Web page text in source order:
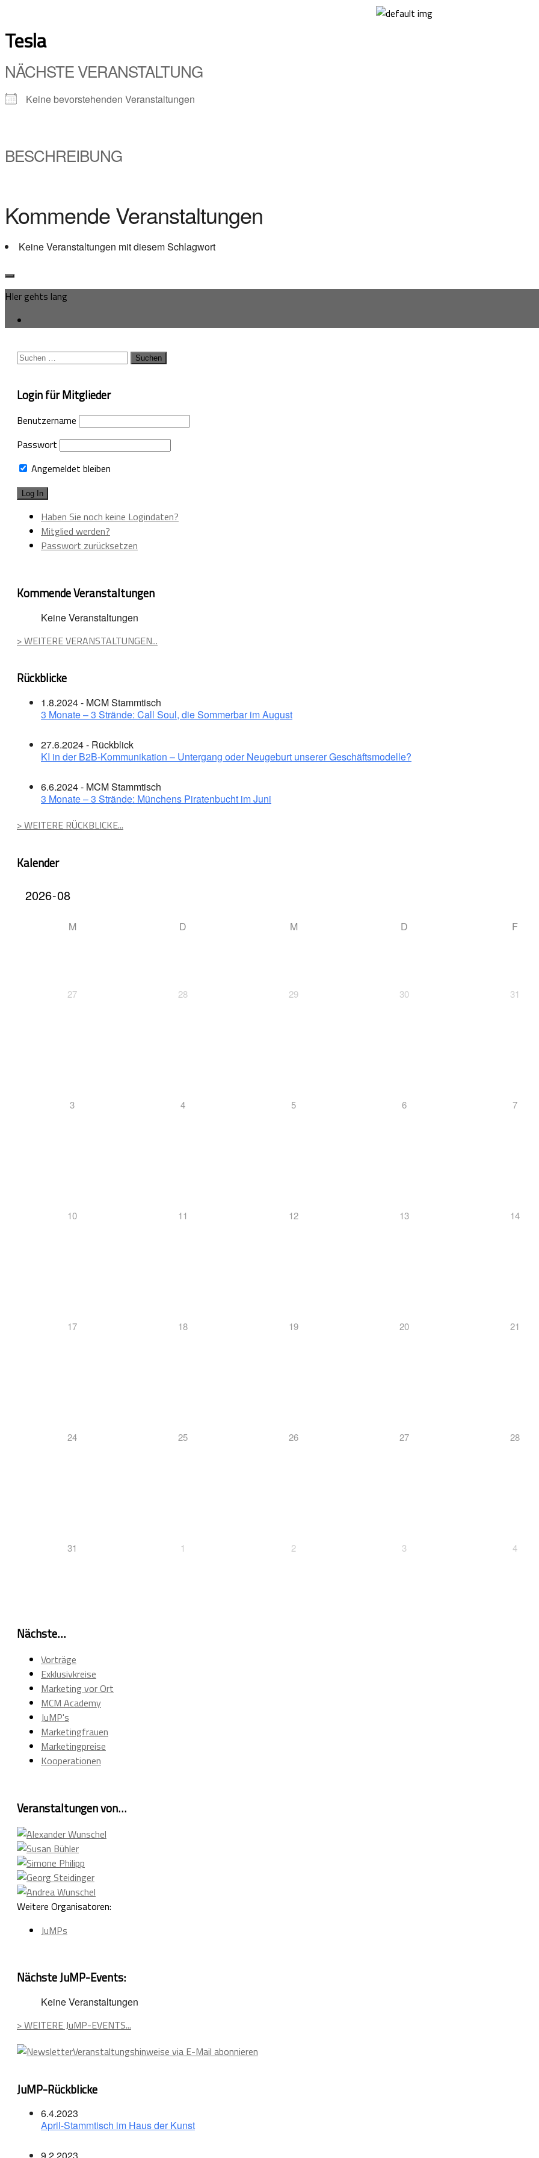
content
Tesla
NÄCHSTE VERANSTALTUNG
Keine bevorstehenden Veranstaltungen
BESCHREIBUNG
Kommende Veranstaltungen
Keine Veranstaltungen mit diesem Schlagwort
HIer gehts lang
Suchen
Login für Mitglieder
Benutzername
Passwort
Angemeldet bleiben
Haben Sie noch keine Logindaten?
Mitglied werden?
Passwort zurücksetzen
Kommende Veranstaltungen
Keine Veranstaltungen
> WEITERE VERANSTALTUNGEN...
Rückblicke
1.8.2024 - MCM Stammtisch
3 Monate – 3 Strände: Call Soul, die Sommerbar im August
27.6.2024 - Rückblick
KI in der B2B-Kommunikation – Untergang oder Neugeburt unserer Geschäftsmodelle?
6.6.2024 - MCM Stammtisch
3 Monate – 3 Strände: Münchens Piratenbucht im Juni
> WEITERE RÜCKBLICKE...
Kalender
M D M D F
27 28 29 30 31
3 4 5 6 7
10 11 12 13 14
17 18 19 20 21
24 25 26 27 28
31 1 2 3 4
Nächste…
Vorträge
Exklusivkreise
Marketing vor Ort
MCM Academy
JuMP's
Marketingfrauen
Marketingpreise
Kooperationen
Veranstaltungen von…
Weitere Organisatoren:
JuMPs
Nächste JuMP-Events:
Keine Veranstaltungen
> WEITERE JuMP-EVENTS...
Veranstaltungshinweise via E-Mail abonnieren
JuMP-Rückblicke
6.4.2023
April-Stammtisch im Haus der Kunst